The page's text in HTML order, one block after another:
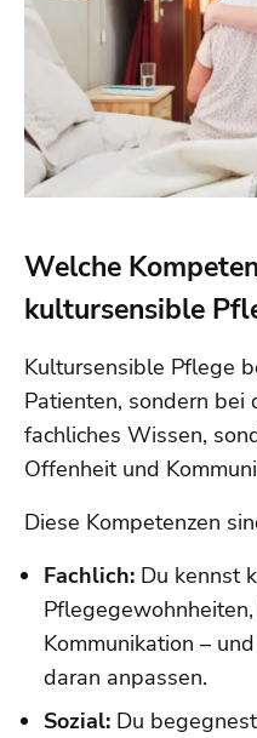
Welche
kultursensible
Kultursensible Pflege
Patienten, sondern bei
fachliches Wissen,
Offenheit und
Diese Kompetenzen
Fachlich: Du kennst
Kommunikation –
daran anpassen.
Sozial: Du